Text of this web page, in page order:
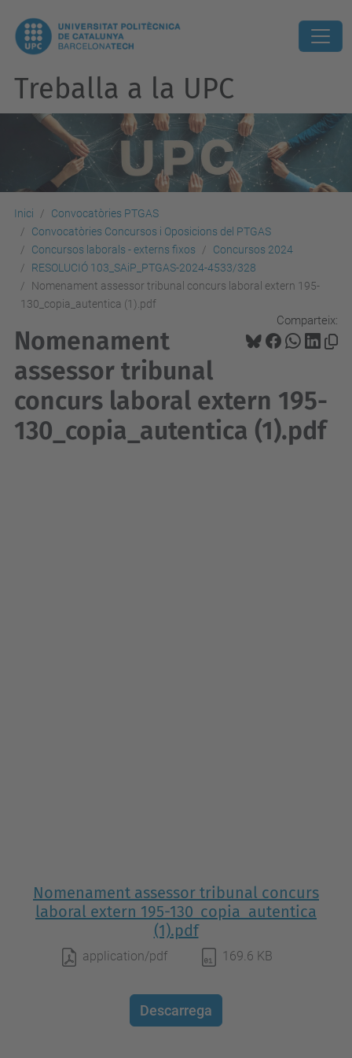
Treballa a la UPC
Inici
Convocatòries PTGAS
Convocatòries Concursos i Oposicions del PTGAS
Concursos laborals - externs fixos
Concursos 2024
RESOLUCIÓ 103_SAiP_PTGAS-2024-4533/328
Nomenament assessor tribunal concurs laboral extern 195-
130_copia_autentica (1).pdf
Comparteix:
Nomenament
assessor tribunal
concurs laboral extern 195-
130_copia_autentica (1).pdf
Nomenament assessor tribunal concurs
laboral extern 195-130_copia_autentica
(1).pdf
application/pdf 169.6 KB
Descarrega